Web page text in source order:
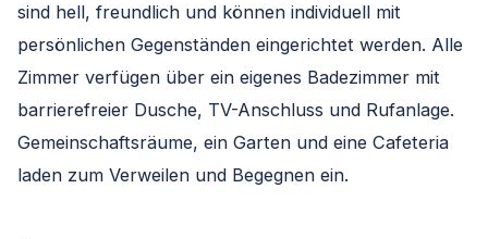
sind hell, freundlich und können individuell mit
persönlichen Gegenständen eingerichtet werden. Alle
Zimmer verfügen über ein eigenes Badezimmer mit
barrierefreier Dusche, TV-Anschluss und Rufanlage.
Gemeinschaftsräume, ein Garten und eine Cafeteria
laden zum Verweilen und Begegnen ein.